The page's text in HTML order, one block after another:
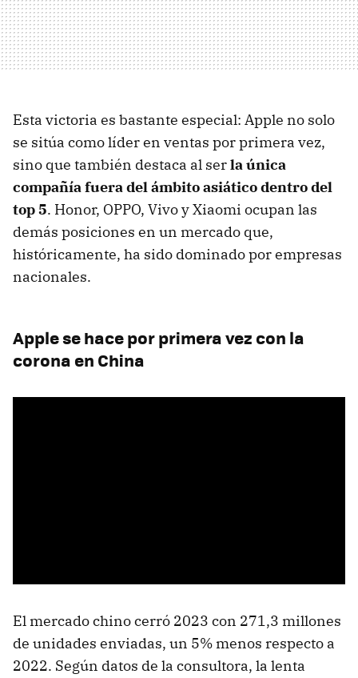
Esta victoria es bastante especial: Apple no solo
se sitúa como líder en ventas por primera vez,
sino que también destaca al serla única
compañía fuera del ámbito asiático dentro del
top 5. Honor, OPPO, Vivo y Xiaomi ocupan las
demás posiciones en un mercado que,
históricamente, ha sido dominado por empresas
nacionales.
Apple se hace por primera vez con la
corona en China
El mercado chino cerró 2023 con 271,3 millones
de unidades enviadas, un 5% menos respecto a
2022. Según datos de la consultora, la lenta